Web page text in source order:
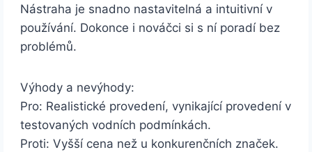
Nástraha je snadno nastavitelná a intuitivní v
používání. Dokonce i nováčci si s ní poradí bez
problémů.
Výhody a nevýhody:
Pro: Realistické provedení, vynikající provedení v
testovaných vodních podmínkách.
Proti: Vyšší cena než u konkurenčních značek.